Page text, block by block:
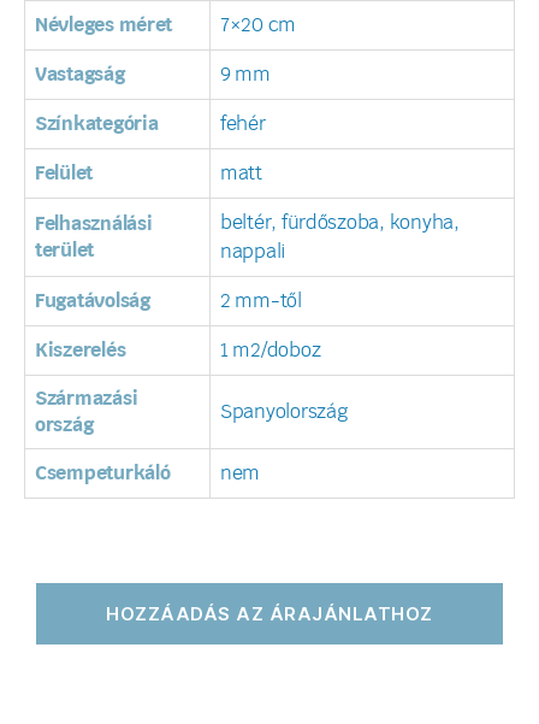
Névleges méret 7×20 cm
Vastagság 9 mm
Színkategória fehér
Felület matt
Felhasználási
terület
beltér, fürdőszoba, konyha,
nappali
Fugatávolság 2 mm-től
Kiszerelés 1 m2/doboz
Származási
ország
Spanyolország
Csempeturkáló nem
HOZZÁADÁS AZ ÁRAJÁNLATHOZ